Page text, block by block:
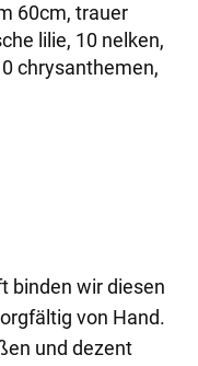
60cm, trauer
lilie, 10 nelken,
chrysanthemen,
binden wir diesen
von Hand.
und dezent